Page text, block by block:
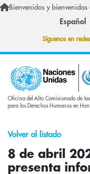
Pasar al contenido
Bienvenidos y
Español
Síguenos en
Oficina del Alto Comisionado de
para los Derechos Humanos en
Volver al listado
8 de abril
presenta